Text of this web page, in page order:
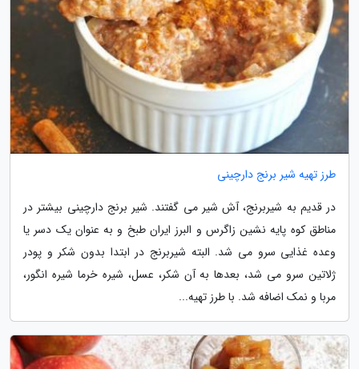
طرز تهیه شیر برنج دارچینی
در قدیم به شیربرنج، آش شیر می گفتند. شیر برنج دارچینی بیشتر در
مناطق کوه پایه نشین زاگرس و البرز ایران طبخ و به عنوان یک دسر یا
وعده غذایی سرو می شد. البته شیربرنج در ابتدا بدون شکر و پودر
ژلاتین سرو می شد، بعدها به آن شکر، عسل، شیره خرما شیره انگور،
مربا و نمک اضافه شد. با طرز تهیه...